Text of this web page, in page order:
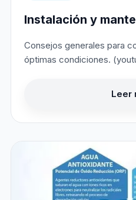
Instalación y
Consejos generales para
óptimas condiciones.
Leer